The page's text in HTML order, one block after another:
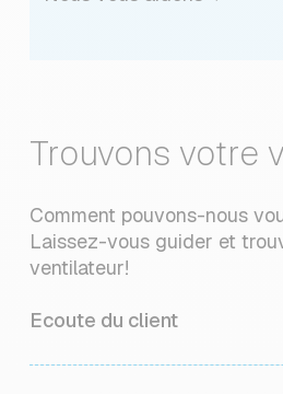
Trouvons votre
Comment pouvons-nous
Laissez-vous guider et
ventilateur!
Ecoute du client